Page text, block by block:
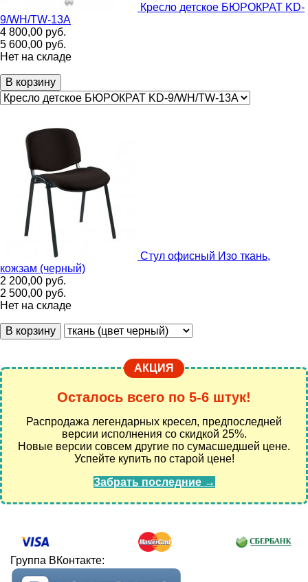
Кресло детское БЮРОКРАТ KD-
9/WH/TW-13A
4 800,00 руб.
5 600,00 руб.
Нет на складе
В корзину
Стул офисный Изо ткань,
кожзам (черный)
2 200,00 руб.
2 500,00 руб.
Нет на складе
В корзину
АКЦИЯ
Осталось всего по 5-6 штук!
Распродажа легендарных кресел, предпоследней
версии исполнения со скидкой 25%.
Новые версии совсем другие по сумасшедшей цене.
Успейте купить по старой цене!
Забрать последние →
Группа ВКонтакте: